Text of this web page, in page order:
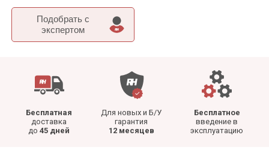
Подобрать c
экспертом
Бесплатная
доставка
до 45 дней
Для новых и Б/У
гарантия
12 месяцев
Бесплатное
введение в
эксплуатацию